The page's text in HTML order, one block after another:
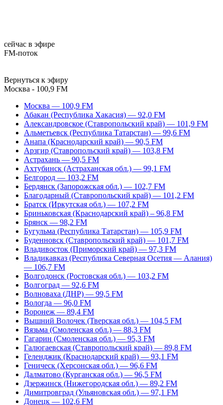
сейчас в эфире
FM-поток
Вернуться к эфиру
Москва - 100,9 FM
Москва — 100,9 FM
Абакан (Республика Хакасия) — 92,0 FM
Александровское (Ставропольский край) — 101,9 FM
Альметьевск (Республика Татарстан) — 99,6 FM
Анапа (Краснодарский край) — 90,5 FM
Арзгир (Ставропольский край) — 103,8 FM
Астрахань — 90,5 FM
Ахтубинск (Астраханская обл.) — 99,1 FM
Белгород — 103,2 FM
Бердянск (Запорожская обл.) — 102,7 FM
Благодарный (Ставропольский край) — 101,2 FM
Братск (Иркутская обл.) — 107,2 FM
Бриньковская (Краснодарский край) – 96,8 FM
Брянск — 98,2 FM
Бугульма (Республика Татарстан) — 105,9 FM
Буденновск (Ставропольский край) — 101,7 FM
Владивосток (Приморский край) — 97,3 FM
Владикавказ (Республика Северная Осетия — Алания)
— 106,7 FM
Волгодонск (Ростовская обл.) — 103,2 FM
Волгоград — 92,6 FM
Волноваха (ДНР) — 99,5 FM
Вологда — 96,0 FM
Воронеж — 89,4 FM
Вышний Волочек (Тверская обл.) — 104,5 FM
Вязьма (Смоленская обл.) — 88,3 FM
Гагарин (Смоленская обл.) — 95,3 FM
Галюгаевская (Ставропольский край) — 89,8 FM
Геленджик (Краснодарский край) — 93,1 FM
Геническ (Херсонская обл.) — 96,6 FM
Далматово (Курганская обл.) — 96,5 FM
Дзержинск (Нижегородская обл.) — 89,2 FM
Димитровград (Ульяновская обл.) — 97,1 FM
Донецк — 102,6 FM